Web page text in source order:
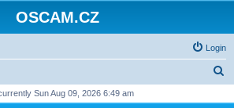
OSCAM.CZ
Login
Sun Aug 09, 2026 6:49 am